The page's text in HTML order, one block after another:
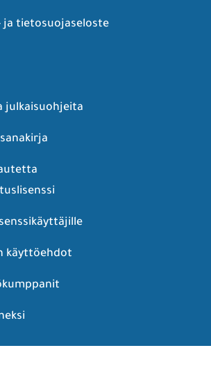
ja tietosuojaseloste
julkaisuohjeita
käyttöehdot